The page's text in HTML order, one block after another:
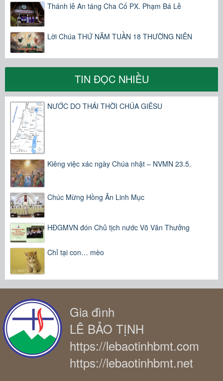
Thánh lễ An táng Cha Cố PX. Phạm Bá Lễ
Lời Chúa THỨ NĂM TUẦN 18 THƯỜNG NIÊN
TIN ĐỌC NHIỀU
NƯỚC DO THÁI THỜI CHÚA GIÊSU
Kiêng việc xác ngày Chúa nhật – NVMN 23.5.
Chúc Mừng Hồng Ân Linh Mục
HĐGMVN đón Chủ tịch nước Võ Văn Thưởng
Chỉ tại con… mèo
Gia đình
LÊ BẢO TỊNH
https://lebaotinhbmt.com
https://lebaotinhbmt.net